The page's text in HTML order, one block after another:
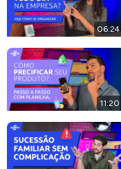
06:24
11:20